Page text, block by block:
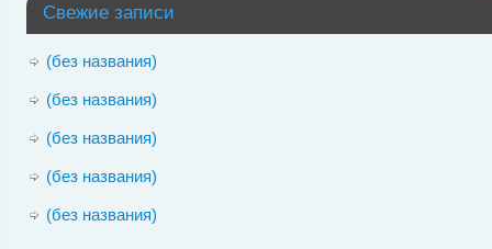
Свежие записи
(без названия)
(без названия)
(без названия)
(без названия)
(без названия)